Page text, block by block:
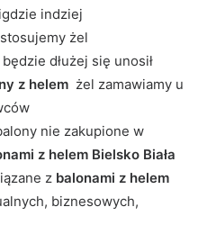
indziej
stosujemy żel
dłużej się unosił
z helem żel zamawiamy u
nie zakupione w
z helem Bielsko Biała
z balonami z helem
biznesowych,